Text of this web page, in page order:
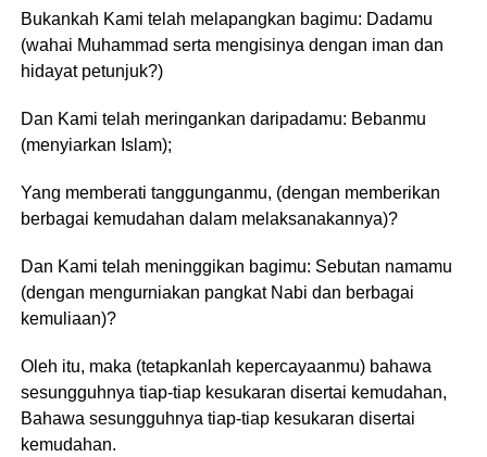
Bukankah Kami telah melapangkan bagimu: Dadamu
(wahai Muhammad serta mengisinya dengan iman dan
hidayat petunjuk?)
Dan Kami telah meringankan daripadamu: Bebanmu
(menyiarkan Islam);
Yang memberati tanggunganmu, (dengan memberikan
berbagai kemudahan dalam melaksanakannya)?
Dan Kami telah meninggikan bagimu: Sebutan namamu
(dengan mengurniakan pangkat Nabi dan berbagai
kemuliaan)?
Oleh itu, maka (tetapkanlah kepercayaanmu) bahawa
sesungguhnya tiap-tiap kesukaran disertai kemudahan,
Bahawa sesungguhnya tiap-tiap kesukaran disertai
kemudahan.